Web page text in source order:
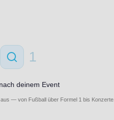
1
deinem Event
— von Fußball über Formel 1 bis Konzerte.